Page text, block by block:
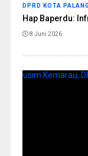
DPRD KOTA
Hap Baperdu:
8 Juni 2026